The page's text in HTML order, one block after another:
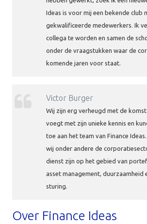
Ideas is voor mij een bekende club
gekwalificeerde medewerkers. Ik
collega te worden en samen de
onder de vraagstukken waar de
komende jaren voor staat.
Victor Burger
Wij zijn erg verheugd met de komst
voegt met zijn unieke kennis en
toe aan het team van Finance
wij onder andere de
dienst zijn op het gebied van
asset management, duurzaamheid
sturing.
Over Finance Ideas